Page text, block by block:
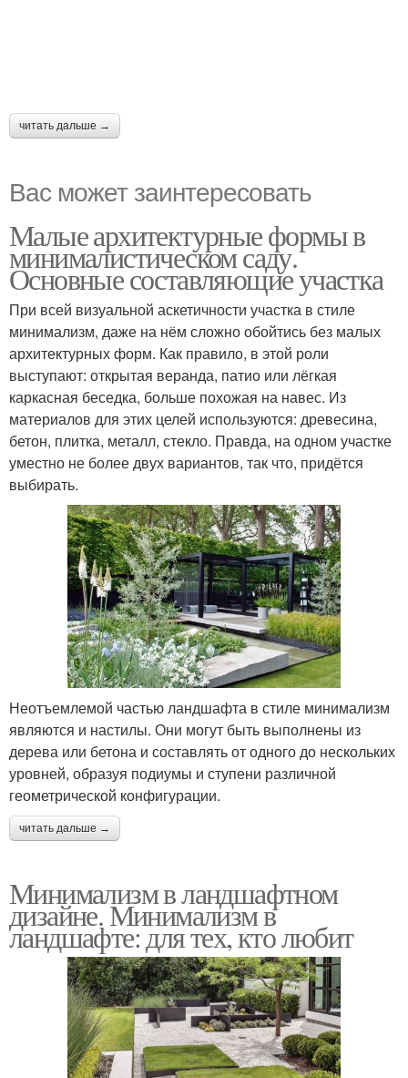
читать дальше →
Вас может заинтересовать
Малые архитектурные формы в
минималистическом саду.
Основные составляющие участка
При всей визуальной аскетичности участка в стиле
минимализм, даже на нём сложно обойтись без малых
архитектурных форм. Как правило, в этой роли
выступают: открытая веранда, патио или лёгкая
каркасная беседка, больше похожая на навес. Из
материалов для этих целей используются: древесина,
бетон, плитка, металл, стекло. Правда, на одном участке
уместно не более двух вариантов, так что, придётся
выбирать.
Неотъемлемой частью ландшафта в стиле минимализм
являются и настилы. Они могут быть выполнены из
дерева или бетона и составлять от одного до нескольких
уровней, образуя подиумы и ступени различной
геометрической конфигурации.
читать дальше →
Минимализм в ландшафтном
дизайне. Минимализм в
ландшафте: для тех, кто любит